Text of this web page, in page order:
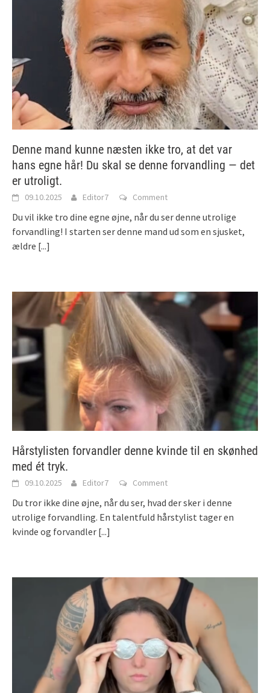
Denne mand kunne næsten ikke tro, at det var
hans egne hår! Du skal se denne forvandling — det
er utroligt.
09.10.2025 Editor7 Comment
Du vil ikke tro dine egne øjne, når du ser denne utrolige
forvandling! I starten ser denne mand ud som en sjusket,
ældre [...]
Hårstylisten forvandler denne kvinde til en skønhed
med ét tryk.
09.10.2025 Editor7 Comment
Du tror ikke dine øjne, når du ser, hvad der sker i denne
utrolige forvandling. En talentfuld hårstylist tager en
kvinde og forvandler [...]